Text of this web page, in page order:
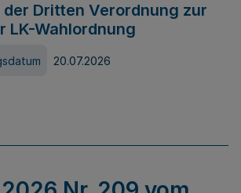
Dritten Verordnung zur
LK-Wahlordnung
20.07.2026